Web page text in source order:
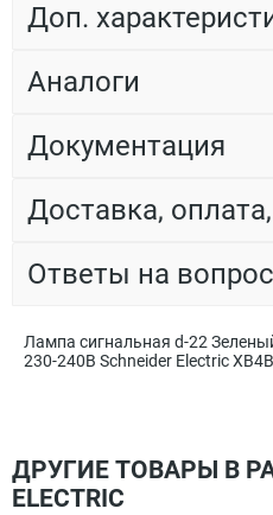
Доп.
Аналоги
Документация
Доставка,
Ответы на
Лампа сигнальная d-22
230-240В Schneider Electric
ДРУГИЕ ТОВАРЫ В
ELECTRIC